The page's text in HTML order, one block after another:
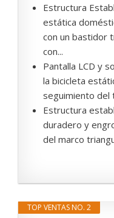
Estructura
estática
con un bastidor
con...
Pantalla LCD y
la bicicleta
seguimiento del
Estructura
duradero y
del marco
TOP VENTAS NO. 2